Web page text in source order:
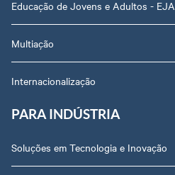
Educação de Jovens e Adultos - EJA
Multiação
Internacionalização
PARA INDÚSTRIA
Soluções em Tecnologia e Inovação